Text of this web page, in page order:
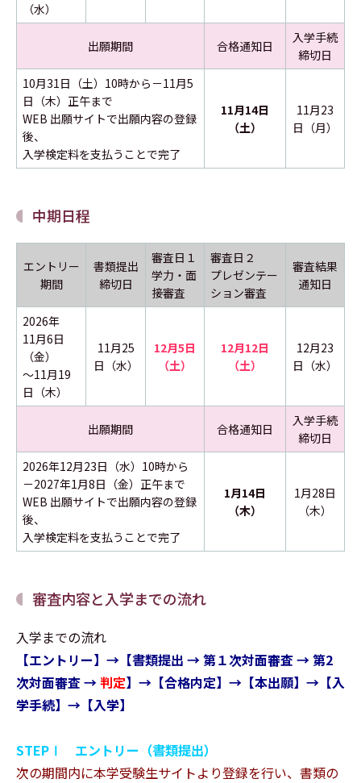
（水）
出願期間 合格通知日
入学手続
締切日
10月31日（土）10時から－11月5
日（木）正午まで
WEB 出願サイトで出願内容の登録
後、
入学検定料を支払うことで完了
11月14日
（土）
11月23
日（月）
中期日程
エントリー
期間
書類提出
締切日
審査日１
学力・面
接審査
審査日２
プレゼンテー
ション審査
審査結果
通知日
2026年
11月6日
（金）
～11月19
日（木）
11月25
日（水）
12月5日
（土）
12月12日
（土）
12月23
日（水）
出願期間 合格通知日
入学手続
締切日
2026年12月23日（水）10時から
－2027年1月8日（金）正午まで
WEB 出願サイトで出願内容の登録
後、
入学検定料を支払うことで完了
1月14日
（木）
1月28日
（木）
審査内容と入学までの流れ
入学までの流れ
【エントリー】→【書類提出 → 第１次対面審査 → 第2
次対面審査 →判定】→【合格内定】→【本出願】→【入
学手続】→【入学】
STEPⅠ エントリー（書類提出）
次の期間内に本学受験生サイトより登録を行い、書類の